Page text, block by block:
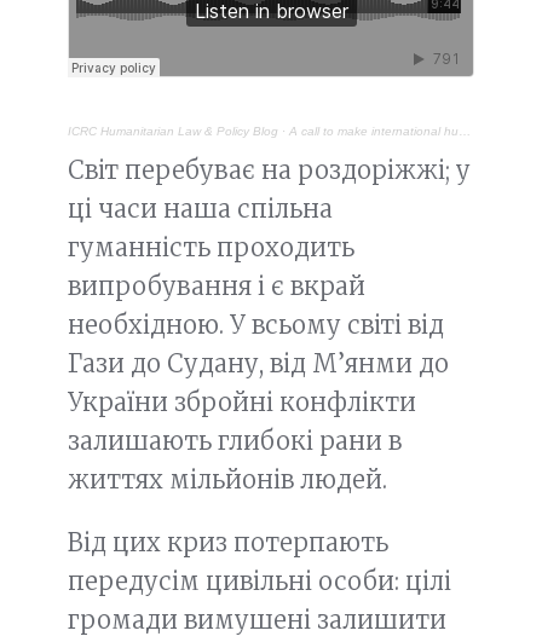
ICRC Humanitarian Law & Policy Blog · A call to make international humanitarian law a political priority
Світ перебуває на роздоріжжі; у
ці часи наша спільна
гуманність проходить
випробування і є вкрай
необхідною. У всьому світі від
Гази до Судану, від М’янми до
України збройні конфлікти
залишають глибокі рани в
життях мільйонів людей.
Від цих криз потерпають
передусім цивільні особи: цілі
громади вимушені залишити